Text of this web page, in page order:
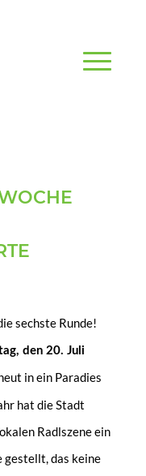
sechste Runde!
den 20. Juli
in ein Paradies
hat die Stadt
Radlszene ein
gestellt, das keine